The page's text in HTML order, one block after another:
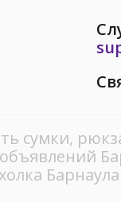
сумки,
Барнаула